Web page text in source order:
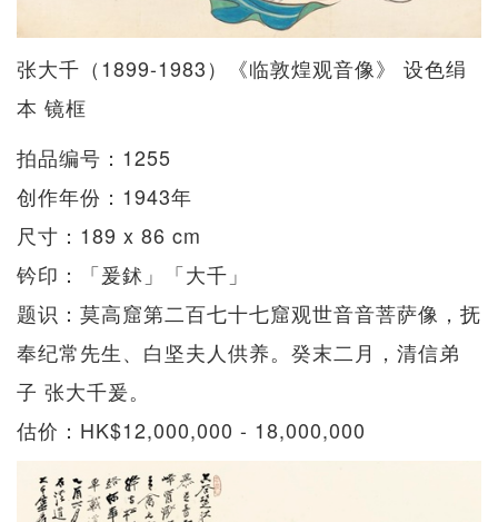
张大千（1899-1983）《临敦煌观音像》 设色绢
本 镜框
拍品编号：1255
创作年份：1943年
尺寸：189 x 86 cm
钤印：「爰鉥」「大千」
题识：莫高窟第⼆百七十七窟观世⾳音菩萨像，抚
奉纪常先生、白坚夫人供养。癸末二月，清信弟
子 张大千爰。
估价：HK$12,000,000 - 18,000,000